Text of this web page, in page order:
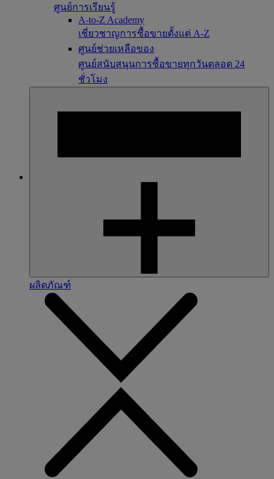
ศูนย์การเรียนรู้
A-to-Z Academy
เชี่ยวชาญการซื้อขายตั้งแต่ A-Z
ศูนย์ช่วยเหลือของ
ศูนย์สนับสนุนการซื้อขายทุกวันตลอด 24
ชั่วโมง
ผลิตภัณฑ์